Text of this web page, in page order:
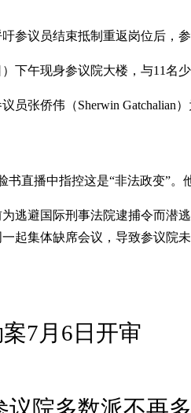
参议员结束抵制重返岗位后，
下午现身参议院大楼，与11名
员张侨伟（Sherwin
书直播中指控这是“非法政变”
逃避国际刑事法院逮捕令而潜
起集体缺席会议，导致参议院
7月6日开审